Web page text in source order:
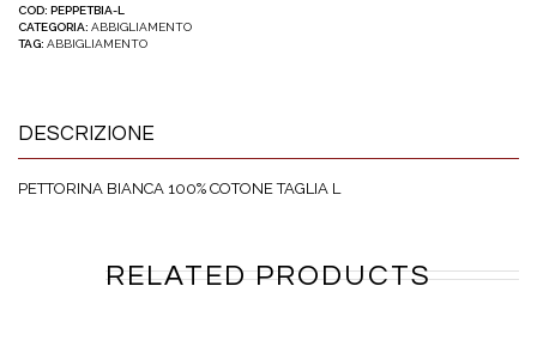
COD: PEPPETBIA-L
CATEGORIA: ABBIGLIAMENTO
TAG: ABBIGLIAMENTO
DESCRIZIONE
PETTORINA BIANCA 100% COTONE TAGLIA L
RELATED PRODUCTS